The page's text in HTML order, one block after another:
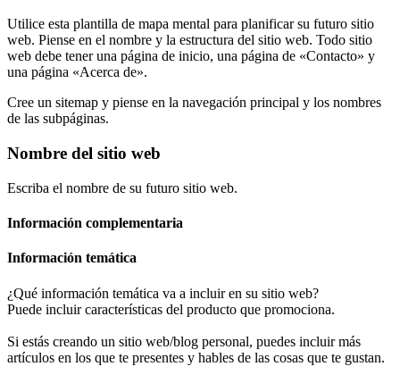
Utilice esta plantilla de mapa mental para planificar su futuro sitio
web. Piense en el nombre y la estructura del sitio web. Todo sitio
web debe tener una página de inicio, una página de «Contacto» y
una página «Acerca de».
Cree un sitemap y piense en la navegación principal y los nombres
de las subpáginas.
Nombre del sitio web
Escriba el nombre de su futuro sitio web.
Información complementaria
Información temática
¿Qué información temática va a incluir en su sitio web?
Puede incluir características del producto que promociona.
Si estás creando un sitio web/blog personal, puedes incluir más
artículos en los que te presentes y hables de las cosas que te gustan.